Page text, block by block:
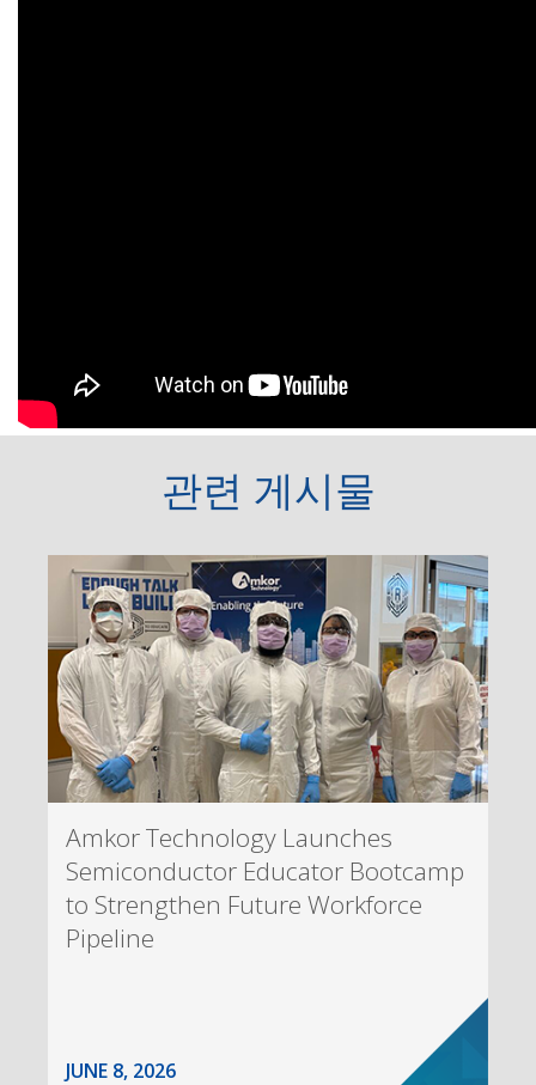
관련 게시물
Amkor Technology Launches
Semiconductor Educator Bootcamp
to Strengthen Future Workforce
Pipeline
JUNE 8, 2026